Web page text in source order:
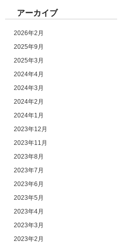
アーカイブ
2026年2月
2025年9月
2025年3月
2024年4月
2024年3月
2024年2月
2024年1月
2023年12月
2023年11月
2023年8月
2023年7月
2023年6月
2023年5月
2023年4月
2023年3月
2023年2月